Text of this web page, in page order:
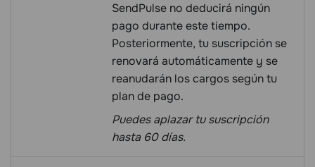
SendPulse no deducirá ningún
pago durante este tiempo.
Posteriormente, tu suscripción se
renovará automáticamente y se
reanudarán los cargos según tu
plan de pago.
Puedes aplazar tu suscripción
hasta 60 días.